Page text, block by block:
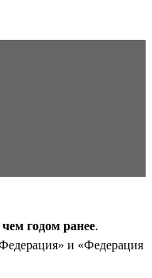
годом ранее.
и «Федерация